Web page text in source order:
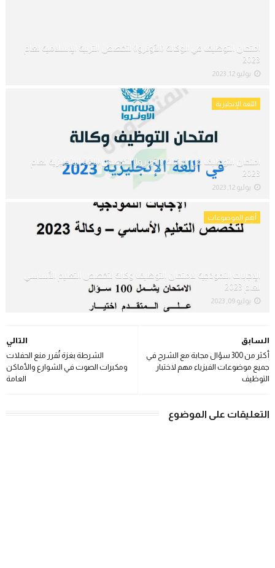
امتحان التوظيف في الوكالة (الأونروا) لتخصص التربية الإسلامية لعام
2023
يوليو 12, 2023
اللغة الإنجليزية
امتحان التوظيف في الوكالة (الأونروا) لتخصص اللغة الإنجليزية لعام
2023
يوليو 12, 2023
أهم الموضوعات
الإجابات النموذجية لامتحان التوظيف وكالة لتخصص التعليم الأساسي
لعام 2023
يوليو 09, 2023
التالي
الشرطة بغزة تُقرر منع الحفلات
ومكبرات الصوت في الشوارع والأماكن
العامة
السابق
أكثر من 300 سؤال مجابة مع الشرح في
جميع موضوعات الفيزياء مهم لاختبار
التوظيف
التعليقات على الموضوع